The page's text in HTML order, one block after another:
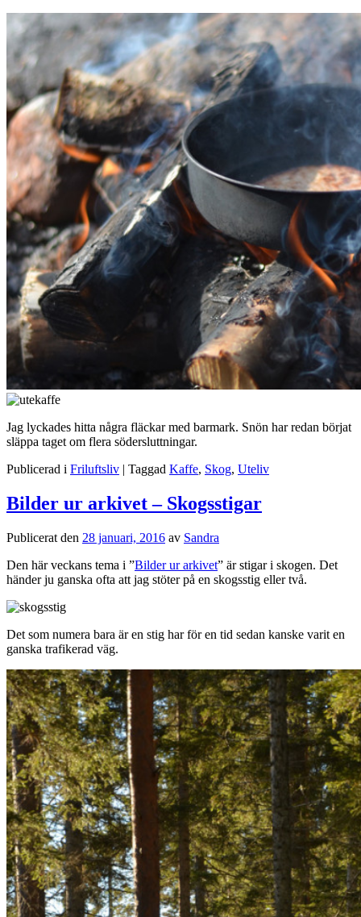
Jag lyckades hitta några fläckar med barmark. Snön har redan börjat
släppa taget om flera södersluttningar.
Publicerad i Friluftsliv | Taggad Kaffe, Skog, Uteliv
Bilder ur arkivet – Skogsstigar
Publicerat den 28 januari, 2016 av Sandra
Den här veckans tema i ”Bilder ur arkivet” är stigar i skogen. Det
händer ju ganska ofta att jag stöter på en skogsstig eller två.
Det som numera bara är en stig har för en tid sedan kanske varit en
ganska trafikerad väg.